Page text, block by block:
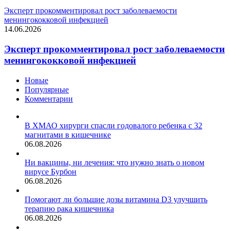
Эксперт прокомментировал рост заболеваемости
менингококковой инфекцией
14.06.2026
Эксперт прокомментировал рост заболеваемости
менингококковой инфекцией
Новые
Популярные
Комментарии
В ХМАО хирурги спасли годовалого ребенка с 32
магнитами в кишечнике
06.08.2026
Ни вакцины, ни лечения: что нужно знать о новом
вирусе Бурбон
06.08.2026
Помогают ли большие дозы витамина D3 улучшить
терапию рака кишечника
06.08.2026